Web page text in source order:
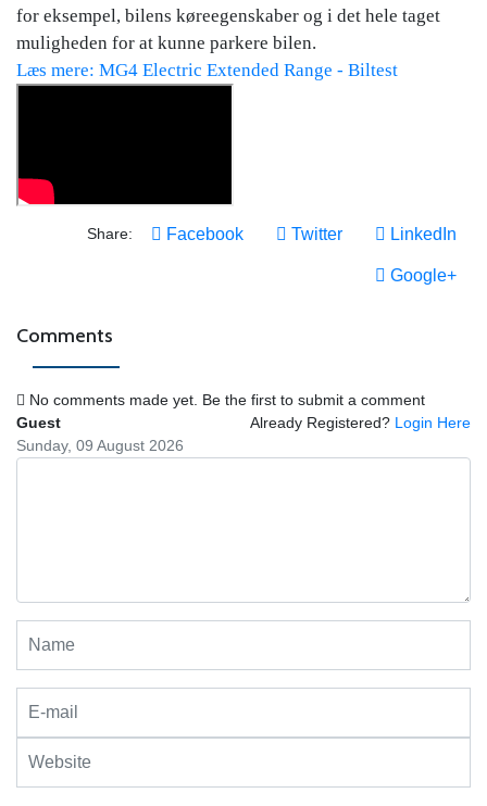
for eksempel, bilens køreegenskaber og i det hele taget
muligheden for at kunne parkere bilen.
Læs mere: MG4 Electric Extended Range - Biltest
Share: Facebook Twitter LinkedIn
Google+
Comments
No comments made yet. Be the first to submit a comment
Already Registered? Login Here
Guest
Sunday, 09 August 2026